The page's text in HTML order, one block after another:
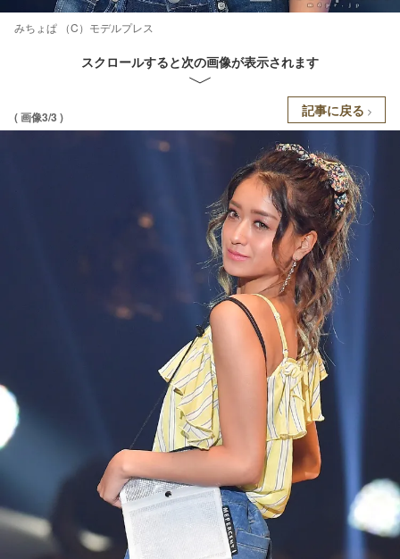
みちょぱ （C）モデルプレス
スクロールすると次の画像が表示されます
( 画像3/3 ) 記事に戻る